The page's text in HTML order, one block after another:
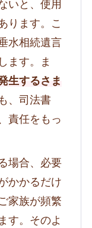
いと、使用
ります。こ
水相続遺言
ます。ま
生するさま
、司法書
責任をもっ
場合、必要
かかるだけ
家族が頻繁
す。そのよ